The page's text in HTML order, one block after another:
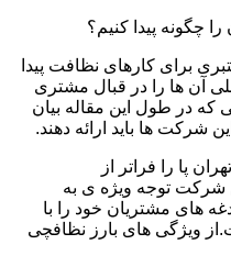
چگونه پیدا کنیم؟
برای کارهای نظافت پیدا
آن ها را در قبال مشتری
در طول این مقاله بیان
شرکت ها باید ارائه دهند.
پا را فراتر از
شرکت توجه ویژه ی به
های مشتریان خود را با
ویژگی های بارز نظافچی